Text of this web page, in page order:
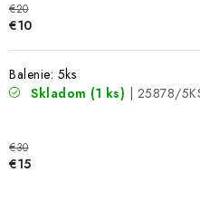
€20
€10
Balenie: 5ks
Skladom (1 ks) | 25878/
€30
€15